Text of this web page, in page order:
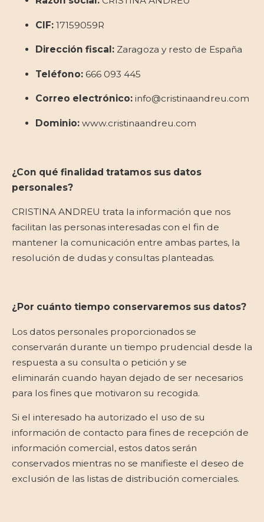
CIF: 17159059R
Dirección fiscal: Zaragoza y resto de España
Teléfono: 666 093 445
Correo electrónico: info@cristinaandreu.com
Dominio: www.cristinaandreu.com
¿Con qué finalidad tratamos sus datos
personales?
CRISTINA ANDREU trata la información que nos
facilitan las personas interesadas con el fin de
mantener la comunicación entre ambas partes, la
resolución de dudas y consultas planteadas.
¿Por cuánto tiempo conservaremos sus datos?
Los datos personales proporcionados se
conservarán durante un tiempo prudencial desde la
respuesta a su consulta o petición y se
eliminarán cuando hayan dejado de ser necesarios
para los fines que motivaron su recogida.
Si el interesado ha autorizado el uso de su
información de contacto para fines de recepción de
información comercial, estos datos serán
conservados mientras no se manifieste el deseo de
exclusión de las listas de distribución comerciales.